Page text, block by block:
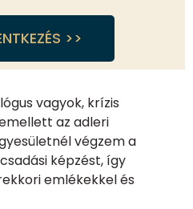
>>
vagyok, krízis
az adleri
végzem a
képzést, így
emlékekkel és